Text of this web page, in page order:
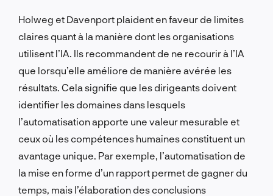
Holweg et Davenport plaident en faveur de limites
claires quant à la manière dont les organisations
utilisent l’IA. Ils recommandent de ne recourir à l’IA
que lorsqu’elle améliore de manière avérée les
résultats. Cela signifie que les dirigeants doivent
identifier les domaines dans lesquels
l’automatisation apporte une valeur mesurable et
ceux où les compétences humaines constituent un
avantage unique. Par exemple, l’automatisation de
la mise en forme d’un rapport permet de gagner du
temps, mais l’élaboration des conclusions